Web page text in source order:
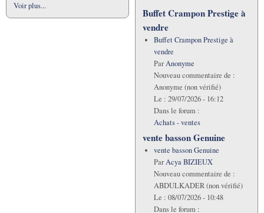
Voir plus...
Buffet Crampon Prestige à
vendre
Buffet Crampon Prestige à
vendre
ParAnonyme
Nouveau commentaire de :
Anonyme (non vérifié)
Le : 29/07/2026 - 16:12
Dans le forum :
Achats - ventes
vente basson Genuine
vente basson Genuine
ParAcya BIZIEUX
Nouveau commentaire de :
ABDULKADER (non vérifié)
Le : 08/07/2026 - 10:48
Dans le forum :